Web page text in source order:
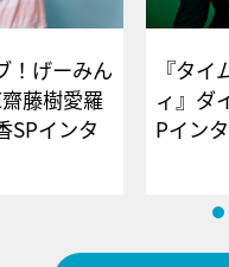
！げーみん
藤樹愛羅
SPインタ
『タ
ィ』ダ
Pイ